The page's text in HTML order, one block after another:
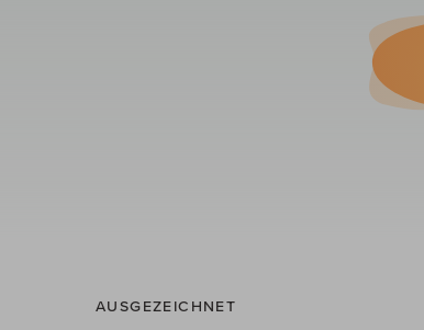
AUSGEZEICHNET